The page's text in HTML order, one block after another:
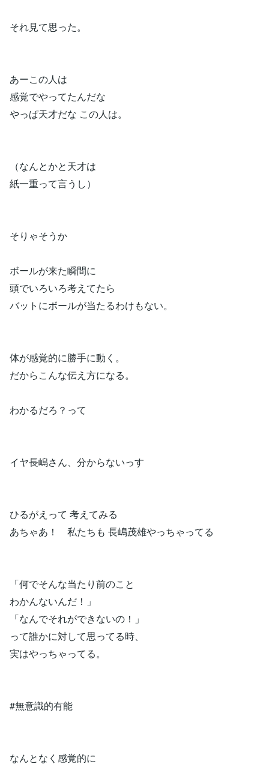
それ見て思った。
あーこの人は
感覚でやってたんだな
やっぱ天才だな この人は。
（なんとかと天才は
紙一重って言うし）
そりゃそうか
ボールが来た瞬間に
頭でいろいろ考えてたら
バットにボールが当たるわけもない。
体が感覚的に勝手に動く。
だからこんな伝え方になる。
わかるだろ？って
イヤ長嶋さん、分からないっす
ひるがえって 考えてみる
あちゃあ！ 私たちも 長嶋茂雄やっちゃってる
「何でそんな当たり前のこと
わかんないんだ！」
「なんでそれができないの！」
って誰かに対して思ってる時、
実はやっちゃってる。
#無意識的有能
なんとなく感覚的に